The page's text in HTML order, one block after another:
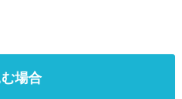
場合